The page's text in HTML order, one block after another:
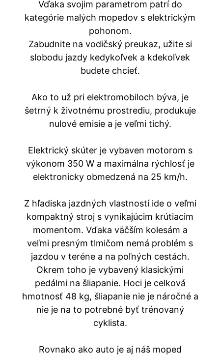
Vďaka svojim parametrom patrí do
kategórie malých mopedov s elektrickým
pohonom.
Zabudnite na vodičský preukaz, užite si
slobodu jazdy kedykoľvek a kdekoľvek
budete chcieť.
Ako to už pri elektromobiloch býva, je
šetrný k životnému prostrediu, produkuje
nulové emisie a je veľmi tichý.
Elektrický skúter je vybaven motorom s
výkonom 350 W a maximálna rýchlosť je
elektronicky obmedzená na 25 km/h.
Z hľadiska jazdných vlastností ide o veľmi
kompaktný stroj s vynikajúcim krútiacim
momentom. Vďaka väčším kolesám a
veľmi presným tlmičom nemá problém s
jazdou v teréne a na poľných cestách.
Okrem toho je vybavený klasickými
pedálmi na šliapanie. Hoci je celková
hmotnosť 48 kg, šliapanie nie je náročné a
nie je na to potrebné byť trénovaný
cyklista.
Rovnako ako auto je aj náš moped